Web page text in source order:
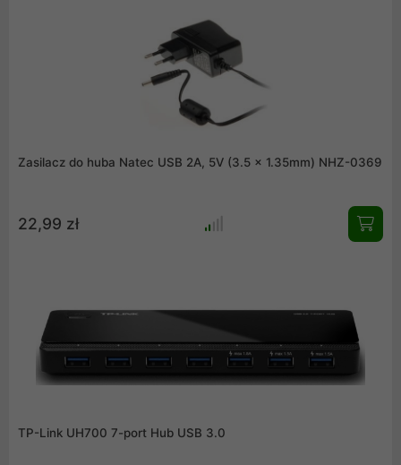
design i wygoda użytkowania sprawiają, że jest to doskonały
wybór do biura, studia, a także w zastosowaniach
Zasilacz do huba Natec USB 2A, 5V (3.5 x 1.35mm) NHZ-0369
22,99 zł
TP-Link UH700 7-port Hub USB 3.0